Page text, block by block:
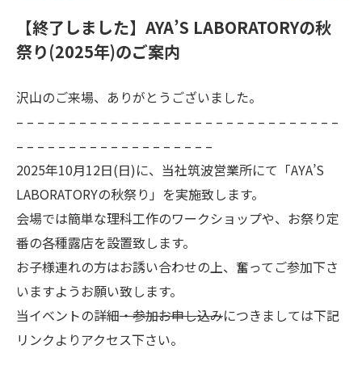
【終了しました】AYA’S LABORATORYの秋
祭り(2025年)のご案内
沢山のご来場、ありがとうございました。
– – – – – – – – – – – – – – – – – – – – – – – – – – – – – – –
– – – – – – – – – – – – – – – – – – –
2025年10月12日(日)に、当社筑波営業所にて「AYA’S
LABORATORYの秋祭り」を実施致します。
会場では簡単な理科工作のワークショップや、お祭り定
番の各種露店を設置致します。
お子様連れの方はお誘い合わせの上、奮ってご参加下さ
いますようお願い致します。
当イベントの詳細・参加お申し込みにつきましては下記
リンクよりアクセス下さい。